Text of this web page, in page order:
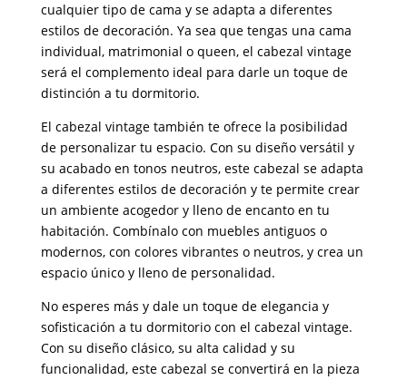
cualquier tipo de cama y se adapta a diferentes
estilos de decoración. Ya sea que tengas una cama
individual, matrimonial o queen, el cabezal vintage
será el complemento ideal para darle un toque de
distinción a tu dormitorio.
El cabezal vintage también te ofrece la posibilidad
de personalizar tu espacio. Con su diseño versátil y
su acabado en tonos neutros, este cabezal se adapta
a diferentes estilos de decoración y te permite crear
un ambiente acogedor y lleno de encanto en tu
habitación. Combínalo con muebles antiguos o
modernos, con colores vibrantes o neutros, y crea un
espacio único y lleno de personalidad.
No esperes más y dale un toque de elegancia y
sofisticación a tu dormitorio con el cabezal vintage.
Con su diseño clásico, su alta calidad y su
funcionalidad, este cabezal se convertirá en la pieza